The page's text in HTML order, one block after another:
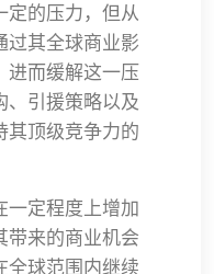
定的压力，但从
过其全球商业影
进而缓解这一压
、引援策略以及
其顶级竞争力的
一定程度上增加
带来的商业机会
全球范围内继续